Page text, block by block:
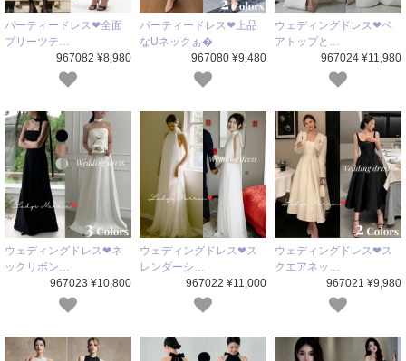
パーティードレス❤全面
プリーツテ…
967082 ¥8,980
パーティードレス❤上品
なUネックぁ�
967080 ¥9,480
ウェディングドレス❤ベ
アトップと…
967024 ¥11,980
ウェディングドレス❤ネ
ックリボン…
967023 ¥10,800
ウェディングドレス❤ス
レンダーシ…
967022 ¥11,000
ウェディングドレス❤ス
クエアネッ…
967021 ¥9,980